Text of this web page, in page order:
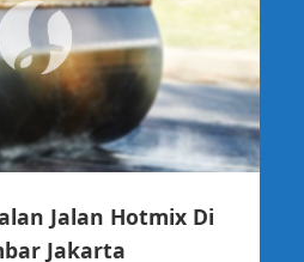
Jalan Hotmix Di
Jakarta